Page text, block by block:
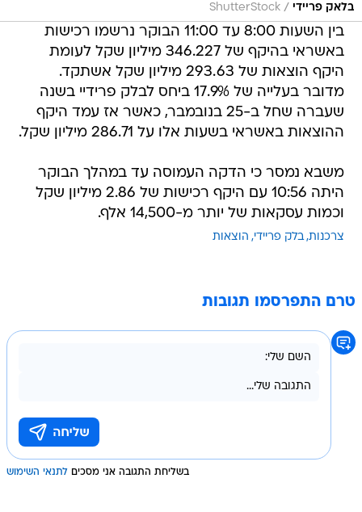
בלאק פריידי /
ShutterStock
בין השעות 8:00 עד 11:00 הבוקר נרשמו רכישות
באשראי בהיקף של 346.227 מיליון שקל לעומת
היקף הוצאות של 293.63 מיליון שקל אשתקד.
מדובר בעלייה של 17.9% ביחס לבלק פרידיי בשנה
שעברה שחל ב-25 בנובמבר, כאשר אז עמד היקף
ההוצאות באשראי בשעות אלו על 286.71 מיליון שקל.
משבא נמסר כי הדקה העמוסה עד במהלך הבוקר
היתה 10:56 עם היקף רכישות של 2.86 מיליון שקל
וכמות עסקאות של יותר מ-14,500 אלף.
צרכנות בלק פריידי הוצאות
טרם התפרסמו תגובות
בשליחת התגובה אני מסכים לתנאי השימוש